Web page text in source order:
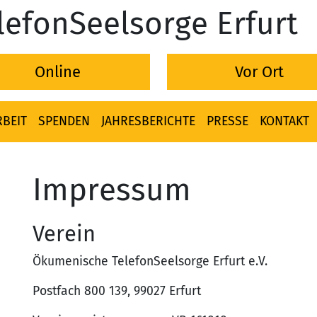
Erfurt
Online Vor Ort
SPENDEN JAHRESBERICHTE PRESSE KONTAKT
Impressum
Verein
Ökumenische TelefonSeelsorge Erfurt e.V.
Postfach 800 139, 99027 Erfurt